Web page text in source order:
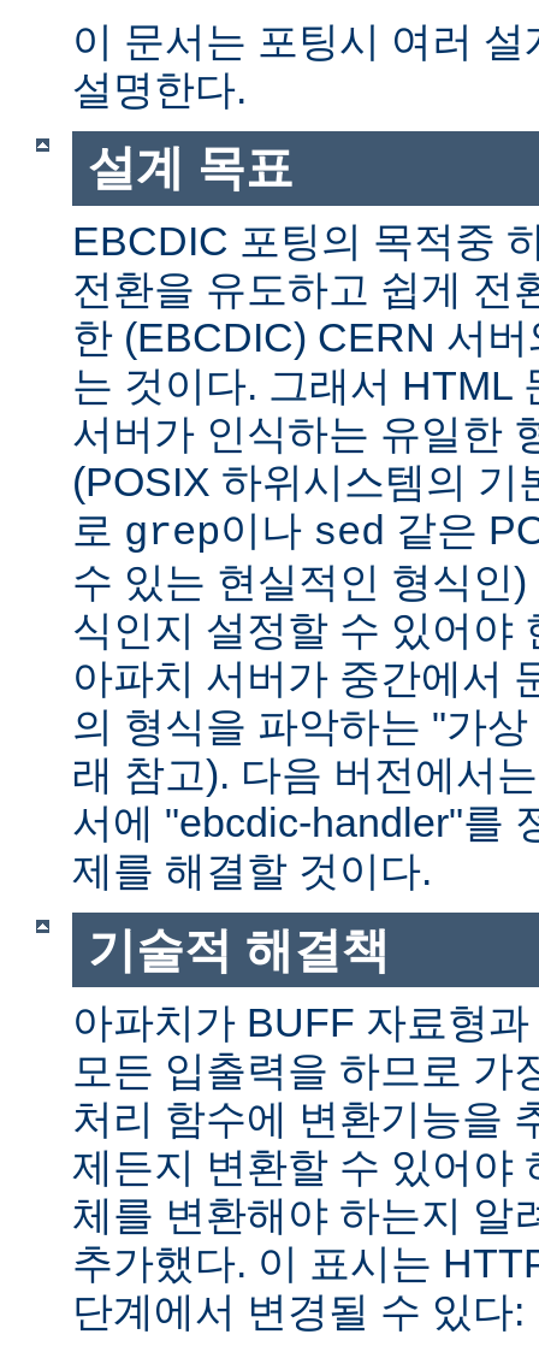
이 문서는 포팅시 여러
설명한다.
설계 목표
EBCDIC 포팅의 목적중
전환을 유도하고 쉽게 전
한 (EBCDIC) CERN 서
는 것이다. 그래서 HTML
서버가 인식하는 유일한
(POSIX 하위시스템의 기
로 grep이나 sed 같은
수 있는 현실적인 형식인
식인지 설정할 수 있어야
아파치 서버가 중간에서
의 형식을 파악하는 "가
래 참고). 다음 버전에서
서에 "ebcdic-handler"를
제를 해결할 것이다.
기술적 해결책
아파치가 BUFF 자료형
모든 입출력을 하므로 가
처리 함수에 변환기능을
제든지 변환할 수 있어야
체를 변환해야 하는지 알
추가했다. 이 표시는
단계에서 변경될 수 있다: